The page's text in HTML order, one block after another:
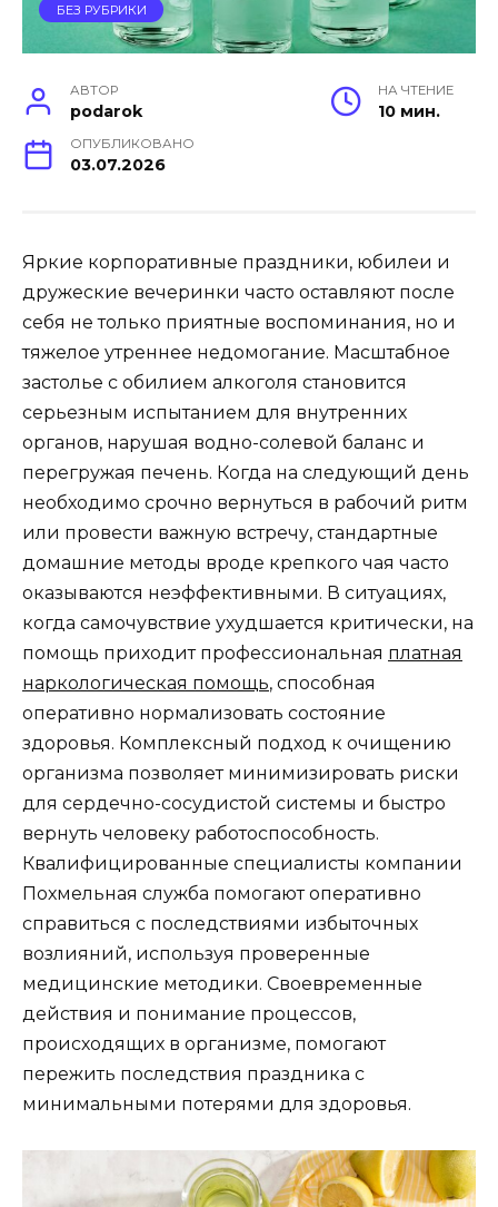
БЕЗ РУБРИКИ
АВТОР
podarok
НА ЧТЕНИЕ
10 мин.
ОПУБЛИКОВАНО
03.07.2026
Яркие корпоративные праздники, юбилеи и
дружеские вечеринки часто оставляют после
себя не только приятные воспоминания, но и
тяжелое утреннее недомогание. Масштабное
застолье с обилием алкоголя становится
серьезным испытанием для внутренних
органов, нарушая водно-солевой баланс и
перегружая печень. Когда на следующий день
необходимо срочно вернуться в рабочий ритм
или провести важную встречу, стандартные
домашние методы вроде крепкого чая часто
оказываются неэффективными. В ситуациях,
когда самочувствие ухудшается критически, на
помощь приходит профессиональная платная
наркологическая помощь, способная
оперативно нормализовать состояние
здоровья. Комплексный подход к очищению
организма позволяет минимизировать риски
для сердечно-сосудистой системы и быстро
вернуть человеку работоспособность.
Квалифицированные специалисты компании
Похмельная служба помогают оперативно
справиться с последствиями избыточных
возлияний, используя проверенные
медицинские методики. Своевременные
действия и понимание процессов,
происходящих в организме, помогают
пережить последствия праздника с
минимальными потерями для здоровья.